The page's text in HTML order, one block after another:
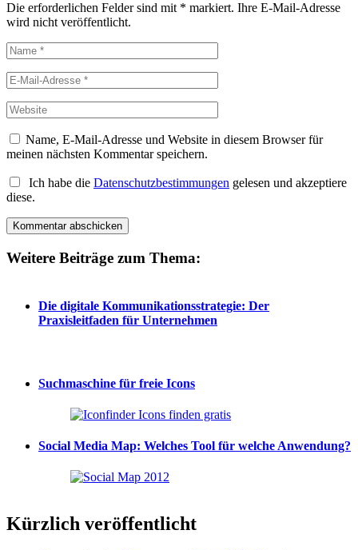
Die erforderlichen Felder sind mit * markiert. Ihre E-Mail-Adresse
wird nicht veröffentlicht.
Name, E-Mail-Adresse und Website in diesem Browser für
meinen nächsten Kommentar speichern.
Ich habe die Datenschutzbestimmungen gelesen und akzeptiere
diese.
Weitere Beiträge zum Thema:
Die digitale Kommunikationsstrategie: Der
Praxisleitfaden für Unternehmen
Suchmaschine für freie Icons
Social Media Map: Welches Tool für welche Anwendung?
Kürzlich veröffentlicht